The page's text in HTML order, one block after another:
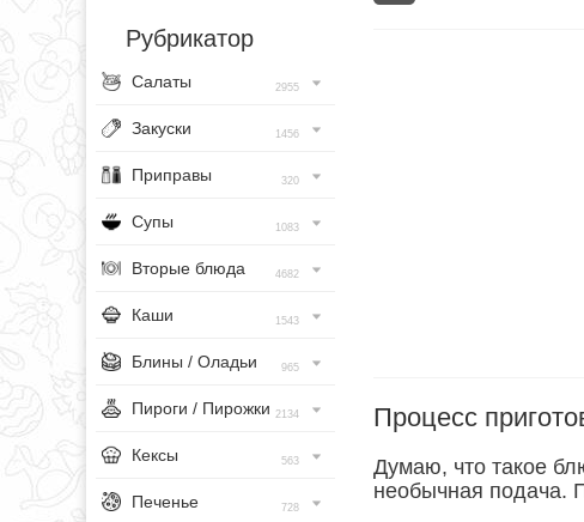
Рубрикатор
Салаты 2955
Закуски 1456
Приправы 320
Супы 1083
Вторые блюда 4682
Каши 1543
Блины / Оладьи 965
Пироги / Пирожки 2134
Кексы 563
Печенье 728
Процесс
Думаю, что такое
необычная подача.